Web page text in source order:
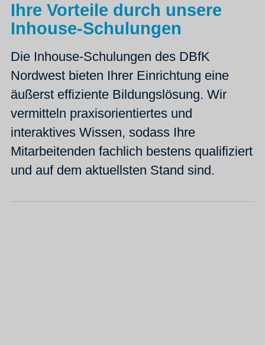
Ihre Vorteile durch unsere
Inhouse-Schulungen
Die Inhouse-Schulungen des DBfK
Nordwest bieten Ihrer Einrichtung eine
äußerst effiziente Bildungslösung. Wir
vermitteln praxisorientiertes und
interaktives Wissen, sodass Ihre
Mitarbeitenden fachlich bestens qualifiziert
und auf dem aktuellsten Stand sind.